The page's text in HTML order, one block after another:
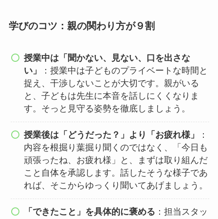
学びのコツ：親の関わり方が９割
授業中は「聞かない、見ない、口を出さな
い」
：授業中は子どものプライベートな時間と
捉え、干渉しないことが大切です。親がいる
と、子どもは先生に本音を話しにくくなりま
す。そっと見守る姿勢を徹底しましょう。
授業後は「どうだった？」より「お疲れ様」
：
内容を根掘り葉掘り聞くのではなく、「今日も
頑張ったね、お疲れ様」と、まずは取り組んだ
こと自体を承認します。話したそうな様子であ
れば、そこからゆっくり聞いてあげましょう。
「できたこと」を具体的に褒める ：担当スタッ